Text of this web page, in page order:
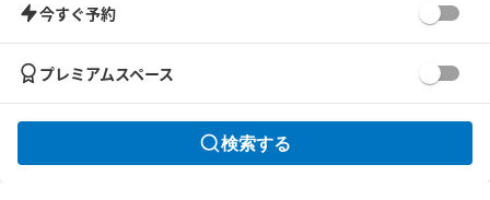
今すぐ予約
プレミアムスペース
検索する